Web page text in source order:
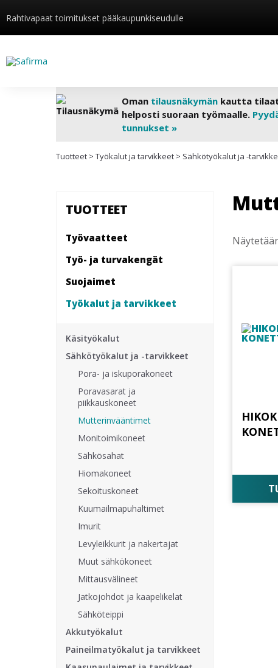
Rahtivapaat toimitukset pääkaupunkiseudulle
Oman tilausnäkymänkautta
helposti suoraan työmaalle.
tunnukset »
Tuotteet > Työkalut ja tarvikkeet > Sähkötyökalut ja -
TUOTTEET
Työvaatteet
Työ- ja turvakengät
Suojaimet
Työkalut ja tarvikkeet
Käsityökalut
Sähkötyökalut ja -tarvikkeet
Pora- ja iskuporakoneet
Poravasarat ja
piikkauskoneet
Mutterinvääntimet
Monitoimikoneet
Sähkösahat
Hiomakoneet
Sekoituskoneet
Kuumailmapuhaltimet
Imurit
Levyleikkurit ja nakertajat
Muut sähkökoneet
Mittausvälineet
Jatkojohdot ja kaapelikelat
Sähköteippi
Akkutyökalut
Paineilmatyökalut ja tarvikkeet